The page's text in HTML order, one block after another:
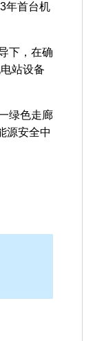
年首台机
下，在确
站设备
绿色走廊
源安全中